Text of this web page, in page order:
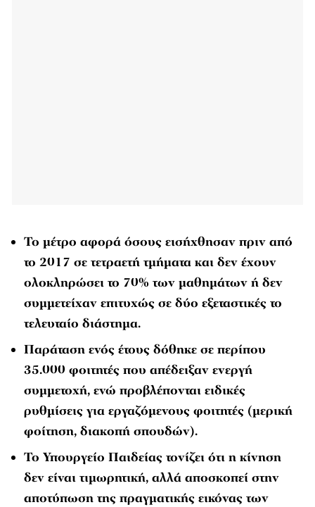
Το μέτρο αφορά όσους εισήχθησαν πριν από
το 2017 σε τετραετή τμήματα και δεν έχουν
ολοκληρώσει το 70% των μαθημάτων ή δεν
συμμετείχαν επιτυχώς σε δύο εξεταστικές το
τελευταίο διάστημα.
Παράταση ενός έτους δόθηκε σε περίπου
35.000 φοιτητές που απέδειξαν ενεργή
συμμετοχή, ενώ προβλέπονται ειδικές
ρυθμίσεις για εργαζόμενους φοιτητές (μερική
φοίτηση, διακοπή σπουδών).
Το Υπουργείο Παιδείας τονίζει ότι η κίνηση
δεν είναι τιμωρητική, αλλά αποσκοπεί στην
αποτύπωση της πραγματικής εικόνας των